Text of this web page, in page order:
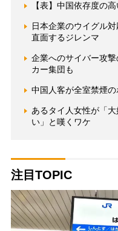
【表】中国依存度の
日本企業のウイグル
直面するジレンマ
企業へのサイバー攻撃
カー集団も
中国人客が全室禁煙
あるタイ人女性が「
い」と嘆くワケ
注目TOPIC